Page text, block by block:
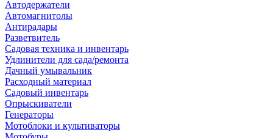
Автодержатели
Автомагнитолы
Антирадары
Разветвитель
Садовая техника и инвентарь
Удлинители для сада/ремонта
Дачный умывальник
Расходный материал
Садовый инвентарь
Опрыскиватели
Генераторы
Мотоблоки и культиваторы